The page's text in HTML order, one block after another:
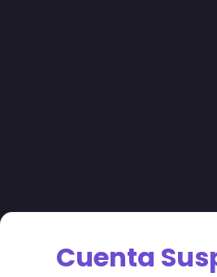
Cuenta